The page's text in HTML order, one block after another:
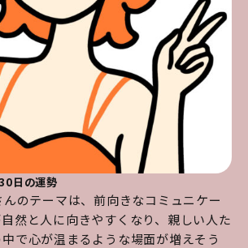
日の運勢
のテーマは、前向きなコミュニケー
然と人に向きやすくなり、親しい人た
で心が温まるような場面が増えそう